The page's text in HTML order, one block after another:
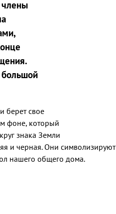
члены
большой
берет свое
фоне, который
знака Земли
и черная. Они
нашего общего дома.